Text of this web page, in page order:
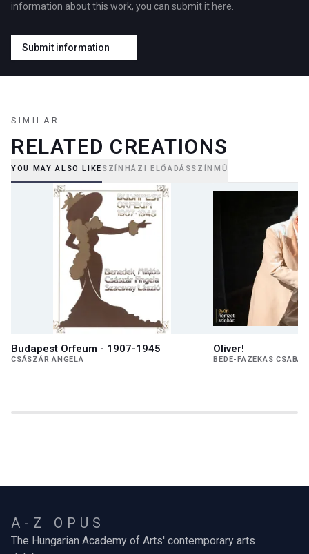
information about this work, you can submit it here.
Submit information
SIMILAR
RELATED CREATIONS
YOU MAY ALSO LIKE SZÍNHÁZI ELŐADÁSSZÍNMŰ
Budapest Orfeum - 1907-1945
CSÁSZÁR ANGELA
Oliver!
BEDE-FAZEKAS CSABA
A-Z OPUS
The Hungarian Academy of Arts' contemporary arts